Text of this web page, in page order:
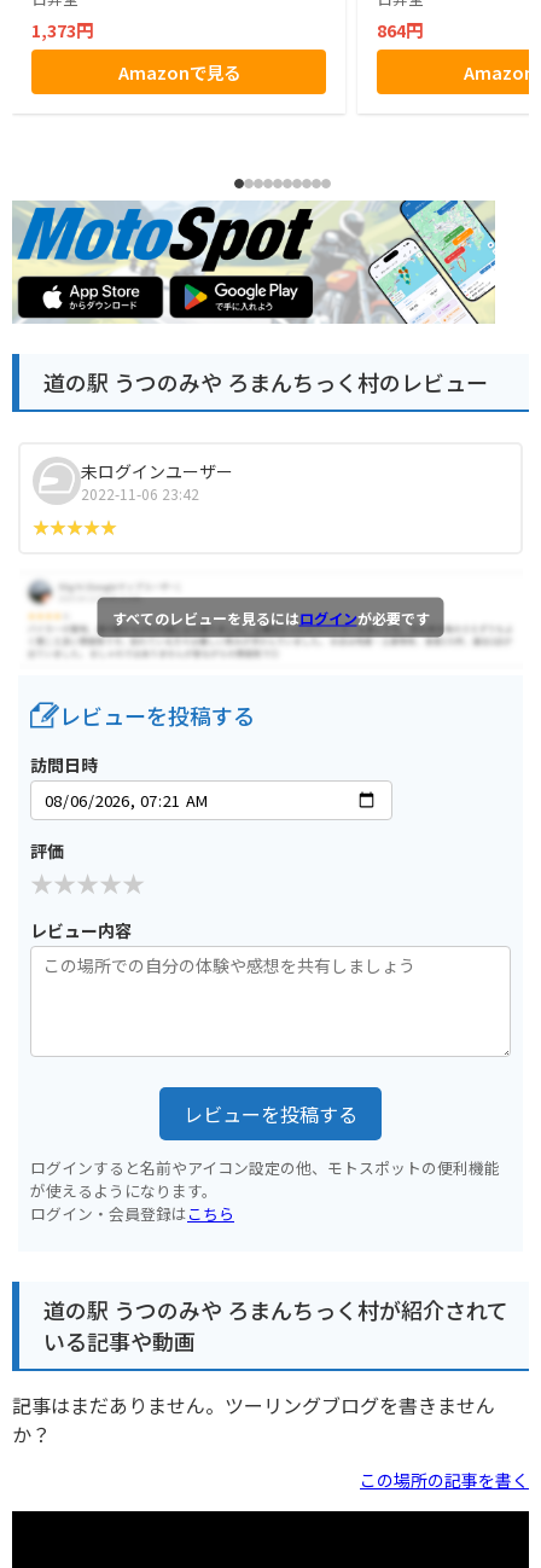
1,373円
Amazonで見る
864円
Amazon
道の駅 うつのみや ろまんちっく村のレビュー
未ログインユーザー
2022-11-06 23:42
すべてのレビューを見るにはログインが必要です
レビューを投稿する
訪問日時
評価
レビュー内容
レビューを投稿する
ログインすると名前やアイコン設定の他、モトスポットの便利機能
が使えるようになります。
ログイン・会員登録はこちら
道の駅 うつのみや ろまんちっく村が紹介されて
いる記事や動画
記事はまだありません。ツーリングブログを書きません
か？
この場所の記事を書く